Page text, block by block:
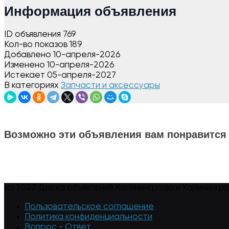
Информация объявления
ID объявления 769
Кол-во показов 189
Добавлено 10-апреля-2026
Изменено 10-апреля-2026
Истекает 05-апреля-2027
В категориях Запчасти и аксессуары
Возможно эти объявления вам понравится
Пользовательское соглашение
Политика конфиденциальности